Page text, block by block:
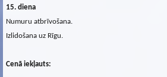
15. diena
Numuru atbrīvošana.
Izlidošana uz Rīgu.
Cenā iekļauts: